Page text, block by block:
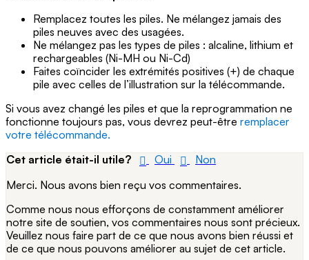
Remplacez toutes les piles. Ne mélangez jamais des
piles neuves avec des usagées.
Ne mélangez pas les types de piles : alcaline, lithium et
rechargeables (Ni-MH ou Ni-Cd)
Faites coïncider les extrémités positives (+) de chaque
pile avec celles de l’illustration sur la télécommande.
Si vous avez changé les piles et que la reprogrammation ne
fonctionne toujours pas, vous devrez peut-être remplacer
votre télécommande.
Cet article était-il utile?
Oui
Non
Merci. Nous avons bien reçu vos commentaires.
Comme nous nous efforçons de constamment améliorer
notre site de soutien, vos commentaires nous sont précieux.
Veuillez nous faire part de ce que nous avons bien réussi et
de ce que nous pouvons améliorer au sujet de cet article.